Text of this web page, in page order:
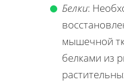
Белки:
мышечной
белками из